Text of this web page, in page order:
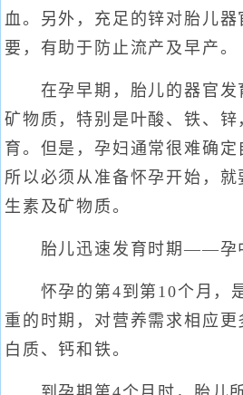
血。另外，充足的锌对胎儿器
要，有助于防止流产及早产。
在孕早期，胎儿的器官发
矿物质，特别是叶酸、铁、
育。但是，孕妇通常很难确定
所以必须从准备怀孕开始，
生素及矿物质。
胎儿迅速发育时期——孕
怀孕的第4到第10个月，
重的时期，对营养需求相应
白质、钙和铁。